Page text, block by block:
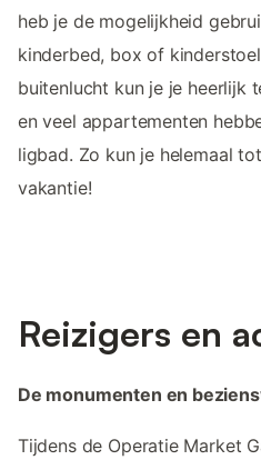
heb je de mogelijkheid
kinderbed, box of
buitenlucht kun je je heerlijk
en veel appartementen
ligbad. Zo kun je helemaal
vakantie!
Reizigers en
De monumenten en
Tijdens de Operatie Market